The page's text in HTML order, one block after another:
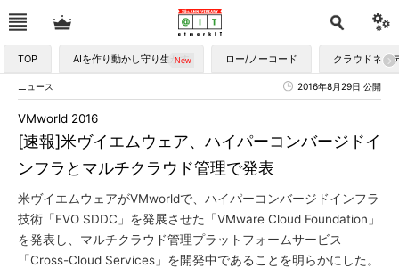
TOP AIを作り動かし守り生かす ロー/ノーコード クラウドネイ
ニュース 2016年8月29日 公開
[速報]米ヴイエムウェア、ハイパーコンバージドイ
ンフラとマルチクラウド管理で発表
VMworld 2016
米ヴイエムウェアがVMworldで、ハイパーコンバージドインフラ
技術「EVO SDDC」を発展させた「VMware Cloud Foundation」
を発表し、マルチクラウド管理プラットフォームサービス
「Cross-Cloud Services」を開発中であることを明らかにした。